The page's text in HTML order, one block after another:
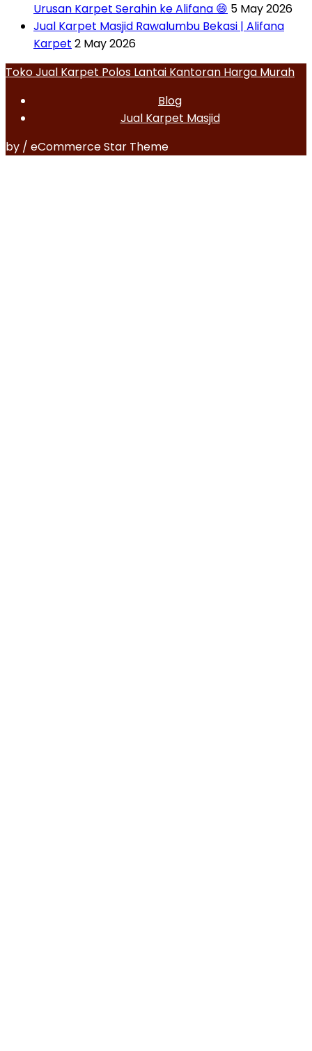
Urusan Karpet Serahin ke Alifana 😄 5 May 2026
Jual Karpet Masjid Rawalumbu Bekasi | Alifana
Karpet 2 May 2026
Toko Jual Karpet Polos Lantai Kantoran Harga Murah
Blog
Jual Karpet Masjid
by / eCommerce Star Theme